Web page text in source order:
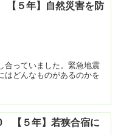
５年】自然災害を防
合っていました。緊急地震
はどんなものがあるのかを
【５年】若狭合宿に